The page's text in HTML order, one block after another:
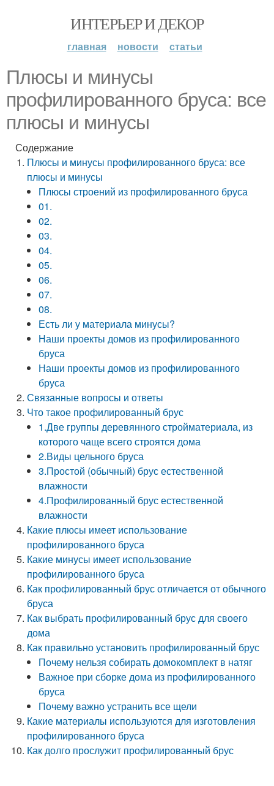
ИНТЕРЬЕР И ДЕКОР
главная новости статьи
Плюсы и минусы
профилированного бруса: все
плюсы и минусы
Содержание
Плюсы и минусы профилированного бруса: все
плюсы и минусы
Плюсы строений из профилированного бруса
01.
02.
03.
04.
05.
06.
07.
08.
Есть ли у материала минусы?
Наши проекты домов из профилированного
бруса
Наши проекты домов из профилированного
бруса
Связанные вопросы и ответы
Что такое профилированный брус
1.Две группы деревянного стройматериала, из
которого чаще всего строятся дома
2.Виды цельного бруса
3.Простой (обычный) брус естественной
влажности
4.Профилированный брус естественной
влажности
Какие плюсы имеет использование
профилированного бруса
Какие минусы имеет использование
профилированного бруса
Как профилированный брус отличается от обычного
бруса
Как выбрать профилированный брус для своего
дома
Как правильно установить профилированный брус
Почему нельзя собирать домокомплект в натяг
Важное при сборке дома из профилированного
бруса
Почему важно устранить все щели
Какие материалы используются для изготовления
профилированного бруса
Как долго прослужит профилированный брус